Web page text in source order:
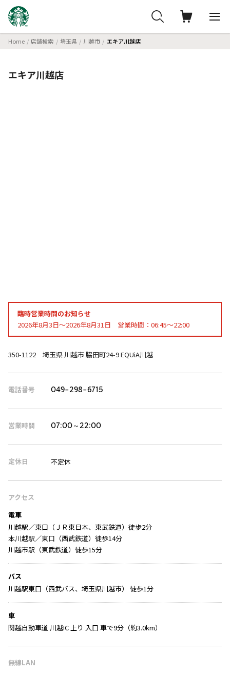
Home 店舗検索 埼玉県 川越市 エキア川越店
エキア川越店
臨時営業時間のお知らせ
2026年8月3日～2026年8月31日 営業時間：06:45～22:00
350-1122 埼玉県 川越市 脇田町24-9 EQUiA川越
電話番号 049-298-6715
営業時間 07:00～22:00
定休日 不定休
アクセス
電車
川越駅／東口（ＪＲ東日本、東武鉄道）徒歩2分
本川越駅／東口（西武鉄道）徒歩14分
川越市駅（東武鉄道）徒歩15分
バス
川越駅東口（西武バス、埼玉県川越市） 徒歩1分
車
関越自動車道 川越IC 上り 入口 車で9分（約3.0km）
無線LAN